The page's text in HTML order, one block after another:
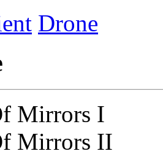
Drone
Mirrors I
Mirrors II